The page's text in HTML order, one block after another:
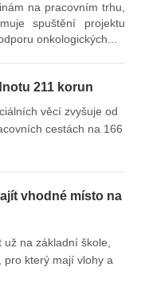
na pracovním trhu,
spuštění projektu
onkologických...
211 korun
věcí zvyšuje od
cestách na 166
vhodné místo na
na základní škole,
pro který mají vlohy a